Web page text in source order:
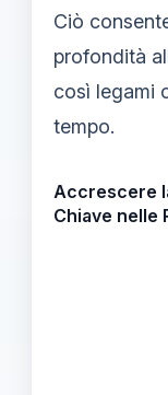
Ciò
profondità
così legami
tempo.
Accrescere
Chiave nelle